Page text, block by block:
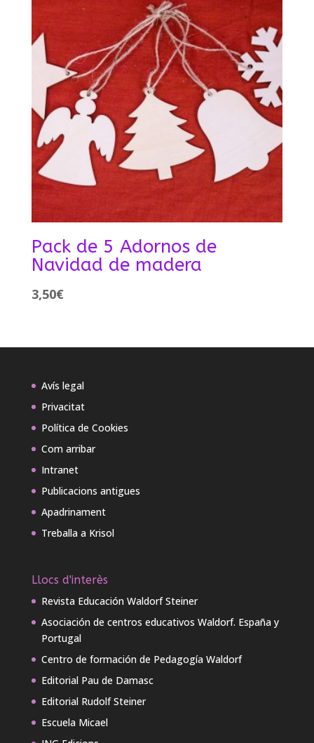
Pack de 5 Adornos de
Navidad de madera
3,50€
Avís legal
Privacitat
Política de Cookies
Com arribar
Intranet
Publicacions antigues
Apadrinament
Treballa a Krisol
Llocs d'interès
Revista Educación Waldorf Steiner
Asociación de centros educativos Waldorf. España y
Portugal
Centro de formación de Pedagogía Waldorf
Editorial Pau de Damasc
Editorial Rudolf Steiner
Escuela Micael